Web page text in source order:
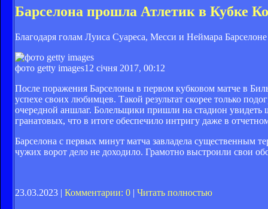
Барселона прошла Атлетик в Кубке
Благодаря голам Луиса Суареса, Месси и Неймара
фото getty images12 січня 2017, 00:12
После поражения Барселоны в первом кубковом матче в
успехе своих любимцев. Такой результат скорее только
очередной аншлаг. Болельщики пришли на стадион
гранатовых, что в итоге обеспечило интригу даже в
Барселона с первых минут матча завладела существенным
чужих ворот дело не доходило. Грамотно выстроили свои
23.03.2023 | Комментарии: 0 | Читать полностью